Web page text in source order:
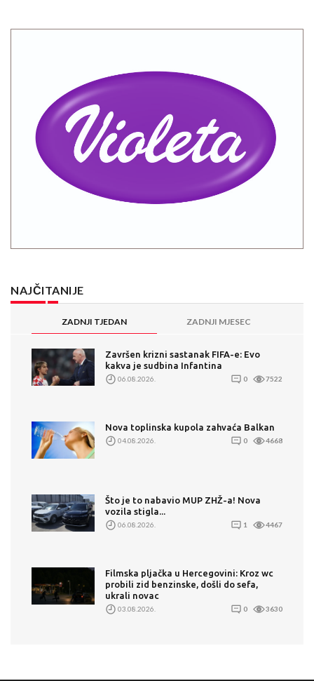
NAJČITANIJE
ZADNJI TJEDAN ZADNJI MJESEC
Završen krizni sastanak FIFA-e: Evo
kakva je sudbina Infantina
06.08.2026. 0 7522
Nova toplinska kupola zahvaća Balkan
04.08.2026. 0 4668
Što je to nabavio MUP ZHŽ-a! Nova
vozila stigla...
06.08.2026. 1 4467
Filmska pljačka u Hercegovini: Kroz wc
probili zid benzinske, došli do sefa,
ukrali novac
03.08.2026. 0 3630